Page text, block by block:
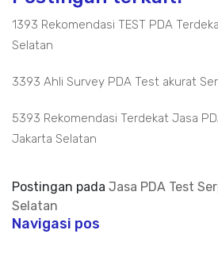
1393 Rekomendasi TEST PDA
Selatan
3393 Ahli Survey PDA Test akurat
5393 Rekomendasi Terdekat Jasa
Jakarta Selatan
Postingan pada Jasa PDA Test
Selatan
Navigasi pos